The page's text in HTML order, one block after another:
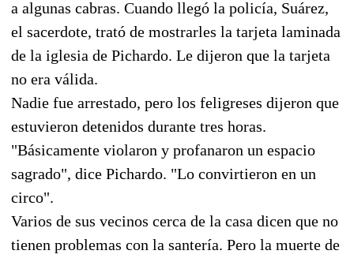
a algunas cabras. Cuando llegó la policía, Suárez,
el sacerdote, trató de mostrarles la tarjeta laminada
de la iglesia de Pichardo. Le dijeron que la tarjeta
no era válida.
Nadie fue arrestado, pero los feligreses dijeron que
estuvieron detenidos durante tres horas.
"Básicamente violaron y profanaron un espacio
sagrado", dice Pichardo. "Lo convirtieron en un
circo".
Varios de sus vecinos cerca de la casa dicen que no
tienen problemas con la santería. Pero la muerte de